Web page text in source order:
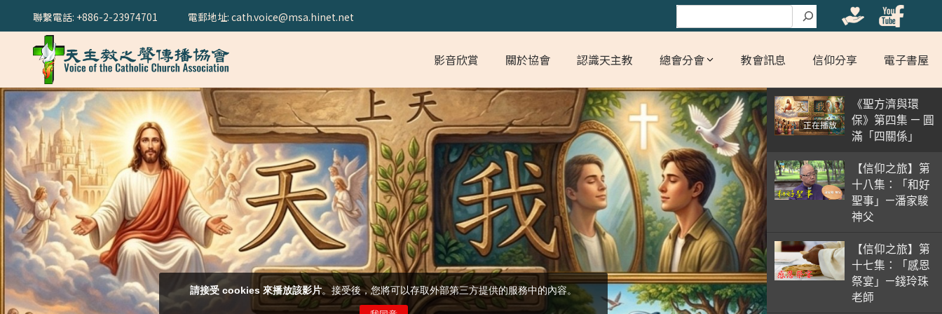
聯繫電話: +886-2-23974701 搜尋
電郵地址: cath.voice@msa.hinet.net
影音欣賞 關於協會 認識天主教 總會分會 教會訊息 信仰分享 電子書屋
正在播放
《聖方濟與環
保》第四集 — 圓
滿「四關係」
【信仰之旅】第
十八集：「和好
聖事」—潘家駿
神父
【信仰之旅】第
十七集：「感恩
祭宴」—錢玲珠
老師